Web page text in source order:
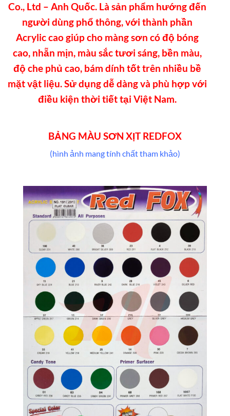
Co., Ltd – Anh Quốc. Là sản phẩm hướng đến
người dùng phổ thông, với thành phần
Acrylic cao giúp cho màng sơn có độ bóng
cao, nhẵn mịn, màu sắc tươi sáng, bền màu,
độ che phủ cao, bám dính tốt trên nhiều bề
mặt vật liệu. Sử dụng dễ dàng và phù hợp với
điều kiện thời tiết tại Việt Nam.
BẢNG MÀU SƠN XỊT REDFOX
(hình ảnh mang tính chất tham khảo)